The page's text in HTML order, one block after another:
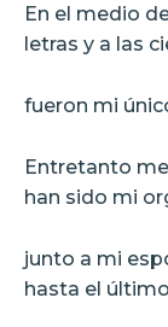
En el medio
letras y a las
fueron mi
Entretanto
han sido mi
junto a mi
hasta el